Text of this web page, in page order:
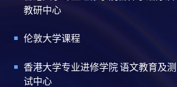
教研中心
伦敦大学课程
香港大学专业进修学院 语文教育及测
试中心